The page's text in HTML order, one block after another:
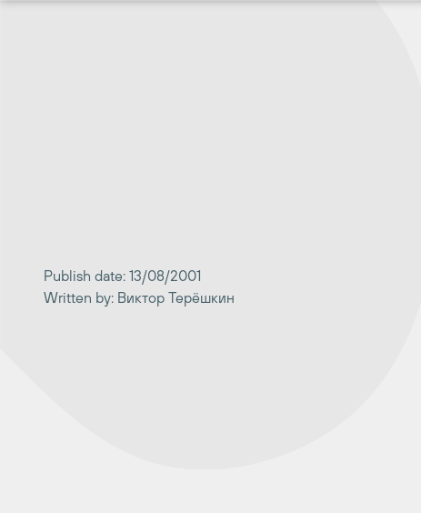
Publish date: 13/08/2001
Written by: Виктор Терёшкин